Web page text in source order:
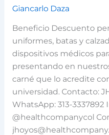
Giancarlo Daza
Beneficio Descuento
uniformes, batas y
dispositivos médicos
presentando en
carné que lo acredite
universidad. Contacto:
WhatsApp: 313-3337892
@‌healthcompanycol
COMPANY
SAS